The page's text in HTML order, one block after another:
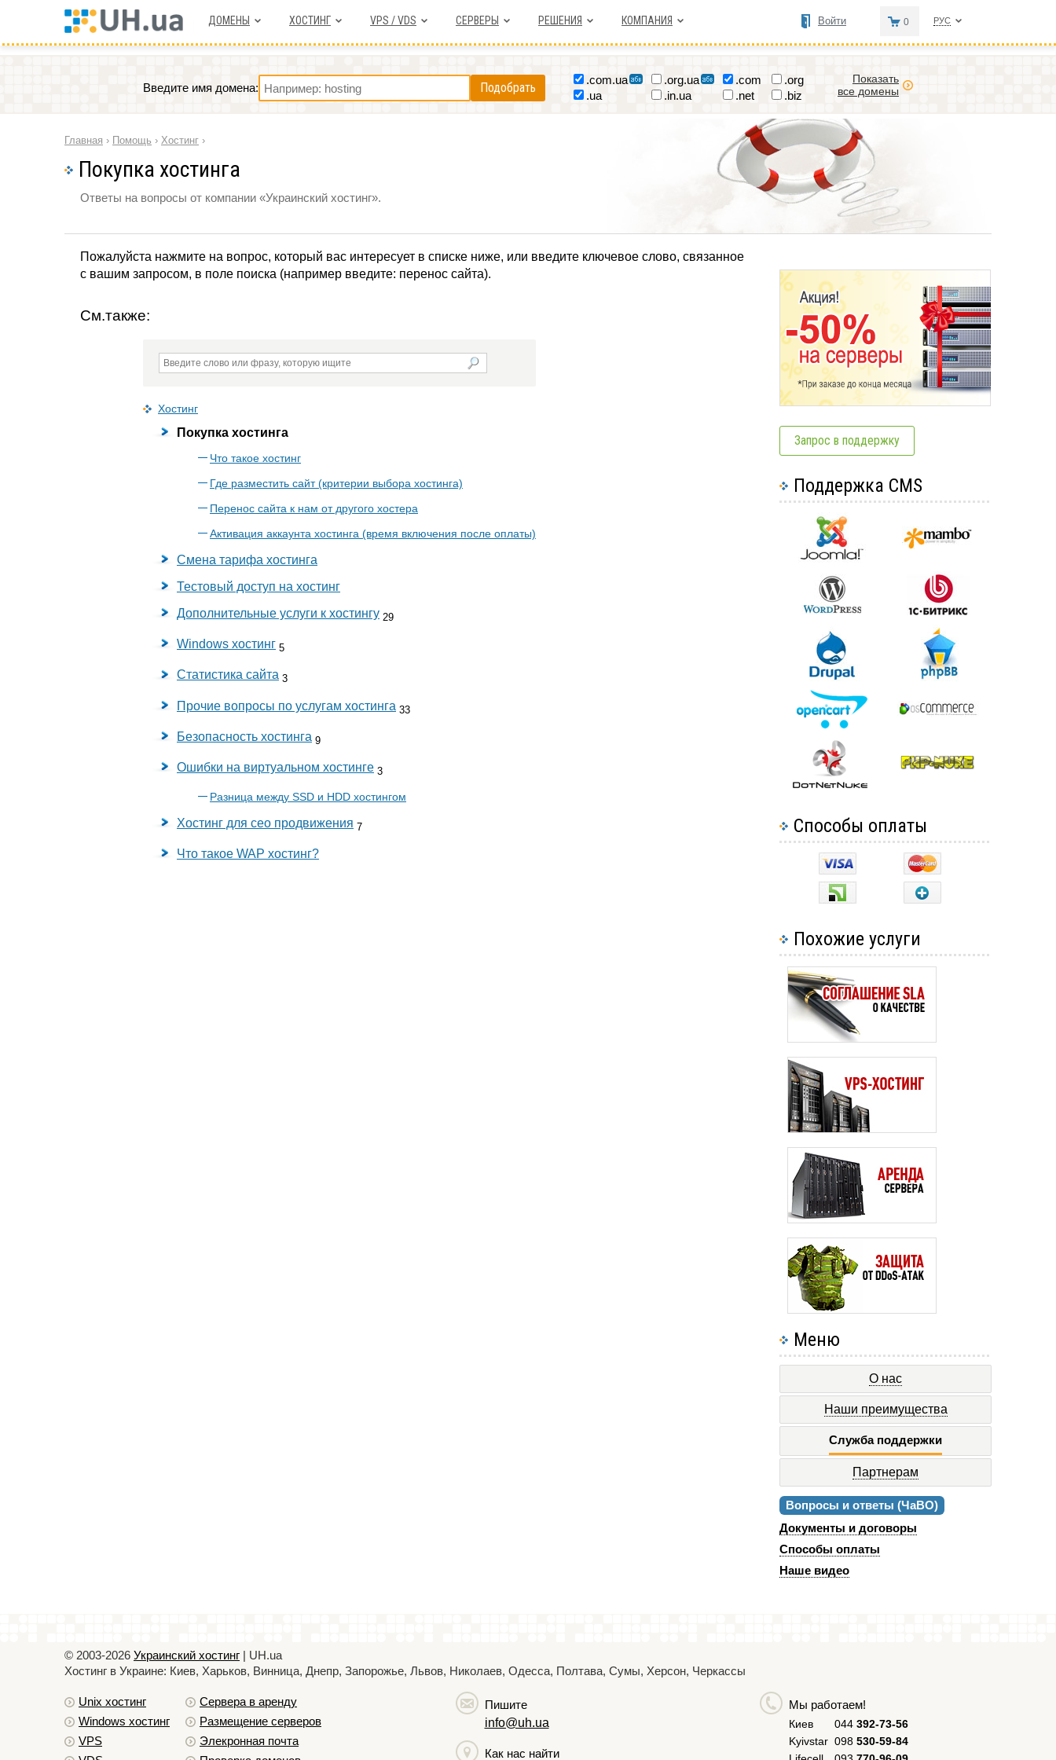
ДОМЕНЫ ХОСТИНГ VPS / VDS СЕРВЕРЫ РЕШЕНИЯ КОМПАНИЯ РУС
0
Войти
Введите имя домена: Подобрать
.com.ua .org.ua .com
.org
.ua
.in.ua .net .biz
Показать
все домены
Главная › Помощь › Хостинг ›
Покупка хостинга
Ответы на вопросы от компании «Украинский хостинг».
Пожалуйста нажмите на вопрос, который вас интересует в списке ниже, или введите ключевое слово, связанное
с вашим запросом, в поле поиска (например введите: перенос сайта).
См.также:
Хостинг
Покупка хостинга
Что такое хостинг
Где разместить сайт (критерии выбора хостинга)
Перенос сайта к нам от другого хостера
Активация аккаунта хостинга (время включения после оплаты)
Смена тарифа хостинга
Тестовый доступ на хостинг
Дополнительные услуги к хостингу 29
Windows хостинг 5
Статистика сайта 3
Прочие вопросы по услугам хостинга 33
Безопасность хостинга 9
Ошибки на виртуальном хостинге 3
Разница между SSD и HDD хостингом
Хостинг для сео продвижения 7
Что такое WAP хостинг?
Запрос в поддержку
Поддержка CMS
Способы оплаты
Похожие услуги
Меню
О нас
Наши преимущества
Служба поддержки
Партнерам
Вопросы и ответы (ЧаВО)
Документы и договоры
Способы оплаты
Наше видео
© 2003-2026 Украинский хостинг | UH.ua
Хостинг в Украине: Киев, Харьков, Винница, Днепр, Запорожье, Львов, Николаев, Одесса, Полтава, Сумы, Херсон, Черкассы
Unix хостинг
Windows хостинг
VPS
Сервера в аренду
Размещение серверов
Элекронная почта
Пишите
info@uh.ua
Как нас найти
Мы работаем!
Киев 044 392-73-56
Kyivstar 098 530-59-84